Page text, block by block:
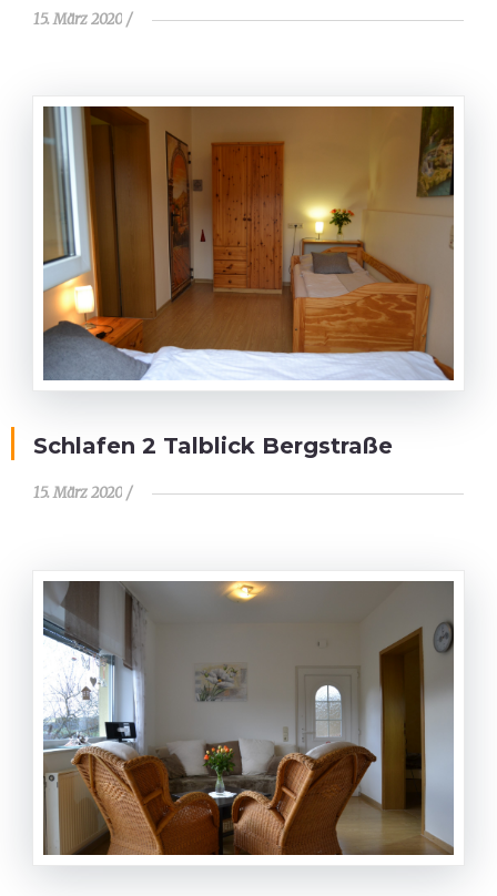
15. März 2020
Schlafen 2 Talblick Bergstraße
15. März 2020